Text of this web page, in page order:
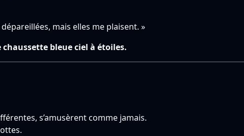
mais elles me plaisent. »
chaussette bleue ciel à étoiles.
s’amusèrent comme jamais.